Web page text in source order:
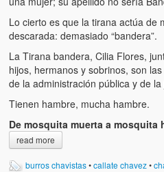
Lo cierto es que la tirana actúa de
descarada: demasiado “bandera”.
La Tirana bandera, Cilia Flores,
hijos, hermanos y sobrinos, son
de la administración pública y de
Tienen hambre, mucha hambre.
De mosquita muerta a mosquita
read more
burros chavistas•callate chavez•